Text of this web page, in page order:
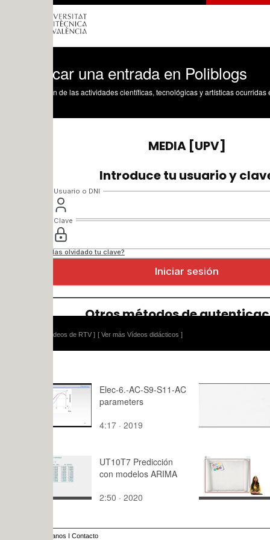
una entrada en Poliblogs
de las actividades científicas, tecnológicas y artísticas ocurridas en los tres
[ Ver más Vídeos didácticos ]
Elec-6.-AC-S9-S11-AC
parameters
4:17 · 2019
0:05 · 2014
UT10T7 Predicción
con modelos ARIMA
2:50 · 2020
Principales
7:20 · 2012